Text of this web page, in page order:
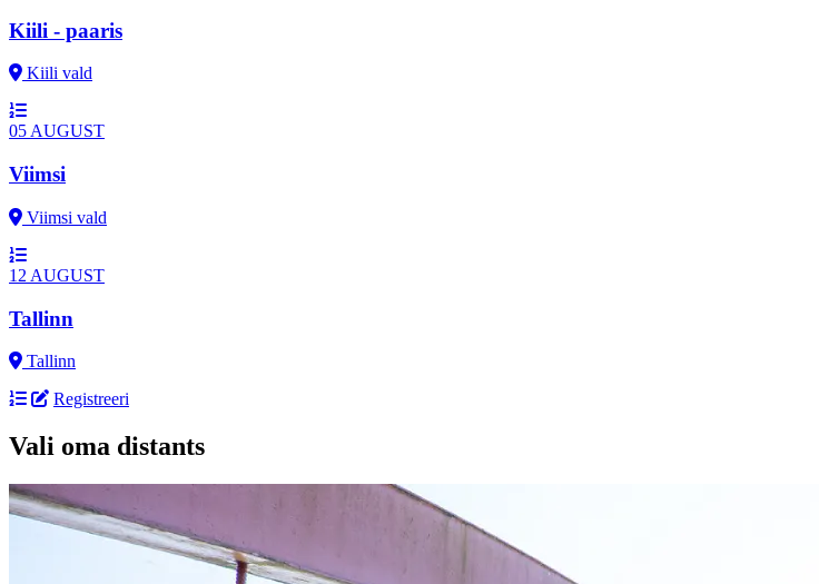
Kiili - paaris
Kiili vald
05AUGUST
Viimsi
Viimsi vald
12 AUGUST
Tallinn
Tallinn
Registreeri
Vali oma distants